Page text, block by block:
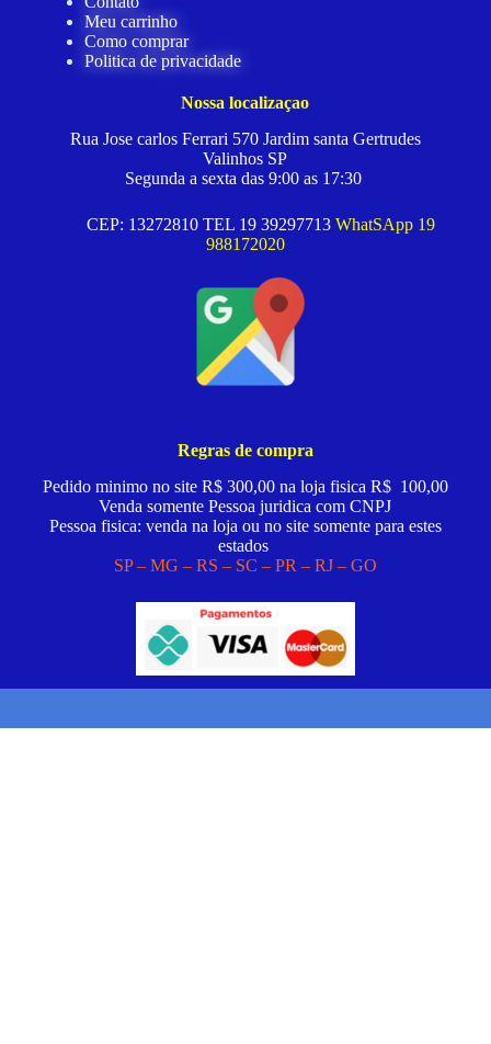
Meu carrinho
Como comprar
Politica de privacidade
Nossa localizaçao
Rua Jose carlos Ferrari 570 Jardim santa Gertrudes
Valinhos SP
Segunda a sexta das 9:00 as 17:30
CEP: 13272810 TEL 19 39297713 WhatSApp 19
988172020
Regras de compra
Pedido minimo no site R$ 300,00 na loja fisica R$ 100,00
Venda somente Pessoa juridica com CNPJ
Pessoa fisica: venda na loja ou no site somente para estes
estados
SP – MG – RS – SC – PR – RJ – GO